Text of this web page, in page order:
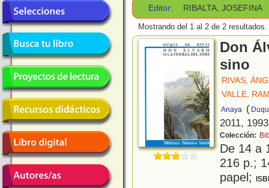
Editor: RIBALTA, JOSEFINA
Mostrando del 1 al 2 de 2 resultados.
Don
sino
RIVAS,
VALLE,
Anaya (
2011, 1993
Colección:
De 14 a
216 p.;
papel;